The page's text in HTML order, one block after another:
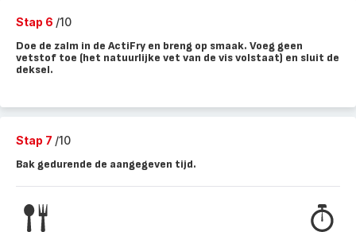
Stap 6 /10
Doe de zalm in de ActiFry en breng op smaak. Voeg geen
vetstof toe (het natuurlijke vet van de vis volstaat) en sluit de
deksel.
Stap 7 /10
Bak gedurende de aangegeven tijd.